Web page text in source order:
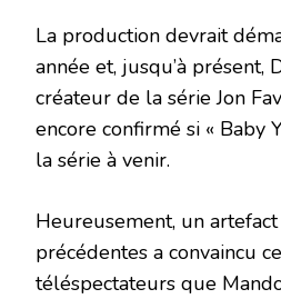
La production devrait
année et, jusqu’à présent,
créateur de la série Jon
encore confirmé si « Baby
la série à venir.
Heureusement, un
précédentes a convaincu
téléspectateurs que